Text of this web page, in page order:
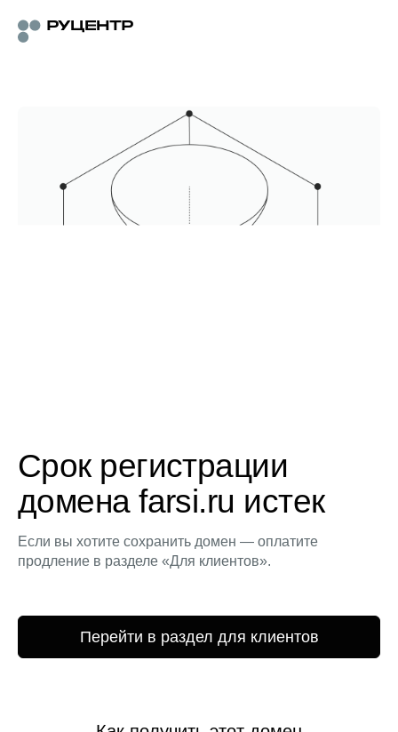
Срок регистрации
домена farsi.ru истек
Если вы хотите сохранить домен — оплатите
продление в разделе «Для клиентов».
Перейти в раздел для клиентов